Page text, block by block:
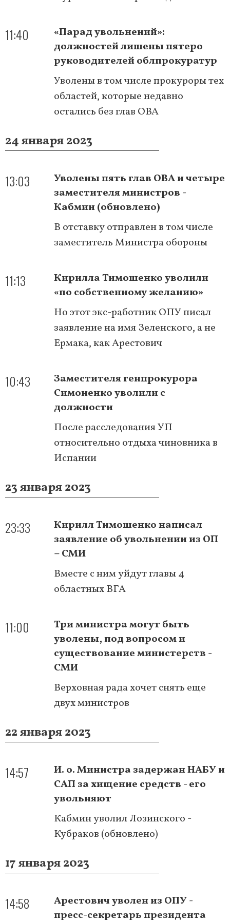
11:40
«Парад увольнений»:
должностей лишены пятеро
руководителей облпрокуратур
Уволены в том числе прокуроры тех
областей, которые недавно
остались без глав ОВА
24 января 2023
13:03
Уволены пять глав ОВА и четыре
заместителя министров -
Кабмин (обновлено)
В отставку отправлен в том числе
заместитель Министра обороны
11:13
Кирилла Тимошенко уволили
«по собственному желанию»
Но этот экс-работник ОПУ писал
заявление на имя Зеленского, а не
Ермака, как Арестович
10:43
Заместителя генпрокурора
Симоненко уволили с
должности
После расследования УП
относительно отдыха чиновника в
Испании
23 января 2023
23:33
Кирилл Тимошенко написал
заявление об увольнении из ОП
– СМИ
Вместе с ним уйдут главы 4
областных ВГА
11:00
Три министра могут быть
уволены, под вопросом и
существование министерств -
СМИ
Верховная рада хочет снять еще
двух министров
22 января 2023
14:57
И. о. Министра задержан НАБУ и
САП за хищение средств - его
увольняют
Кабмин уволил Лозинского -
Кубраков (обновлено)
17 января 2023
14:58
Арестович уволен из ОПУ -
пресс-секретарь президента